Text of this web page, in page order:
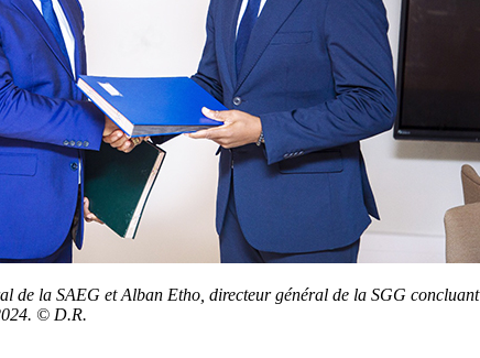
de la SAEG et Alban Etho, directeur général de la SGG concluant
© D.R.